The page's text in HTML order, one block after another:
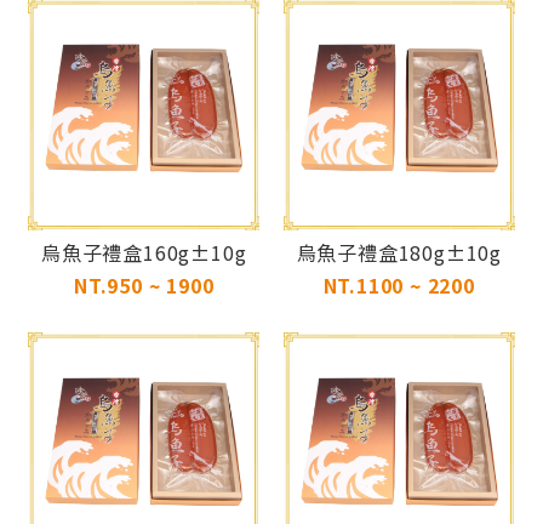
烏魚子禮盒160g±10g
NT.950 ~ 1900
烏魚子禮盒180g±10g
NT.1100 ~ 2200